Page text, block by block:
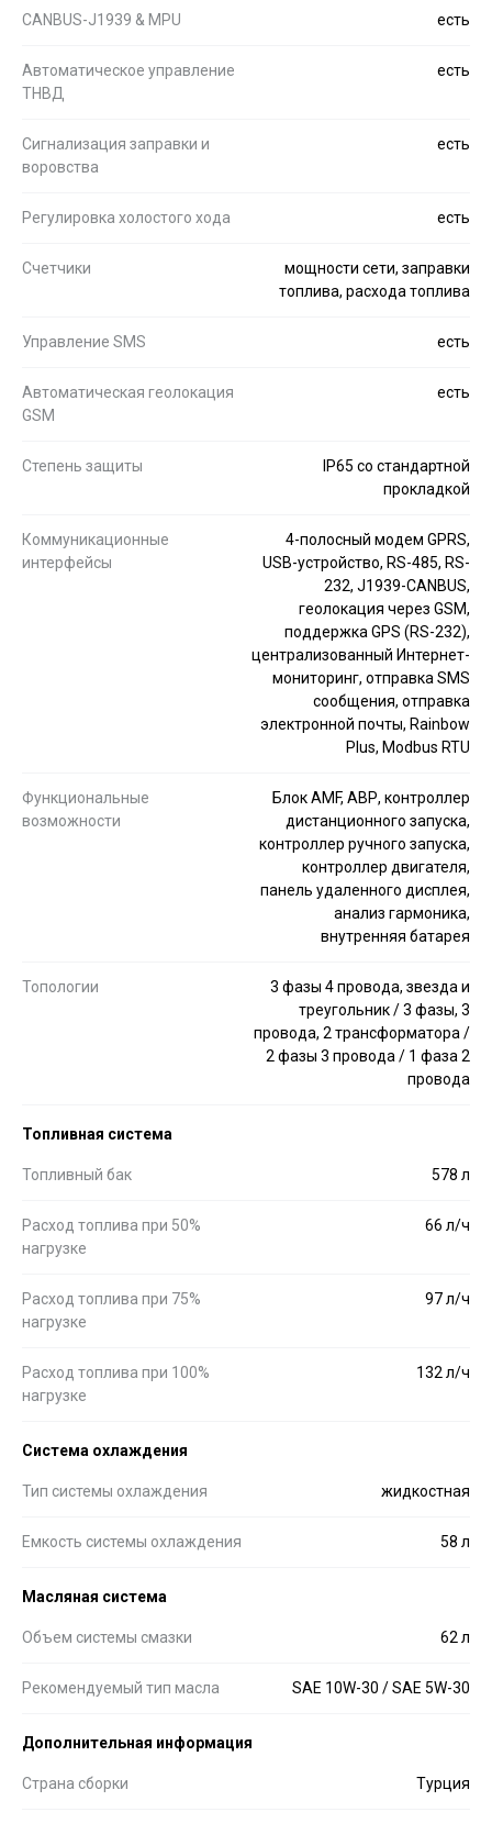
CANBUS-J1939 & MPU есть
Автоматическое управление
ТНВД
есть
Сигнализация заправки и
воровства
есть
Регулировка холостого хода есть
Счетчики
мощности сети, заправки
топлива, расхода топлива
Управление SMS есть
Автоматическая геолокация
GSM
есть
Степень защиты
IP65 со стандартной
прокладкой
Коммуникационные
интерфейсы
4-полосный модем GPRS,
USB-устройство, RS-485, RS-
232, J1939-CANBUS,
геолокация через GSM,
поддержка GPS (RS-232),
централизованный Интернет-
мониторинг, отправка SMS
сообщения, отправка
электронной почты, Rainbow
Plus, Modbus RTU
Функциональные
возможности
Блок AMF, АВР, контроллер
дистанционного запуска,
контроллер ручного запуска,
контроллер двигателя,
панель удаленного дисплея,
анализ гармоника,
внутренняя батарея
Топологии
3 фазы 4 провода, звезда и
треугольник / 3 фазы, 3
провода, 2 трансформатора /
2 фазы 3 провода / 1 фаза 2
провода
Топливная система
Топливный бак 578 л
Расход топлива при 50%
нагрузке
66 л/ч
Расход топлива при 75%
нагрузке
97 л/ч
Расход топлива при 100%
нагрузке
132 л/ч
Система охлаждения
Тип системы охлаждения жидкостная
Емкость системы охлаждения 58 л
Масляная система
Объем системы смазки 62 л
Рекомендуемый тип масла SAE 10W-30 / SAE 5W-30
Дополнительная информация
Страна сборки Турция